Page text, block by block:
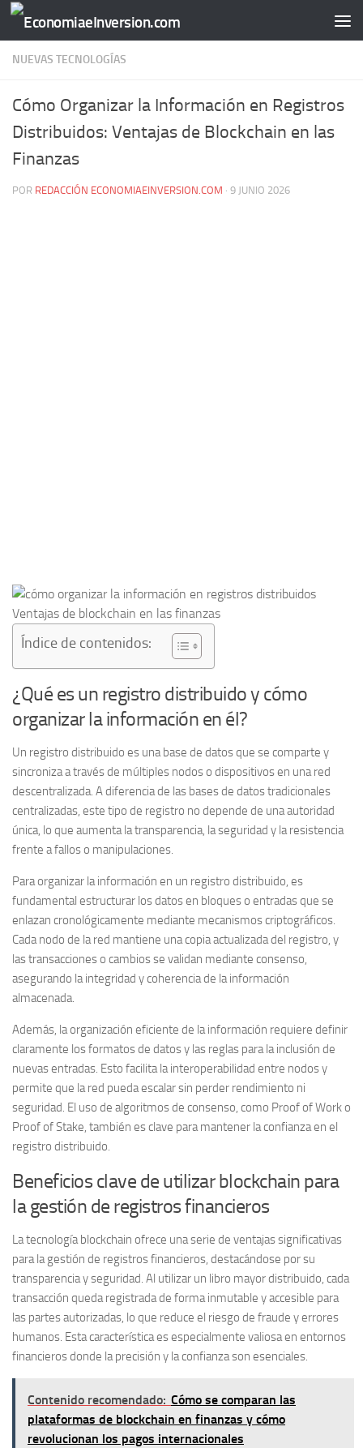
Saltar al contenido
NUEVAS TECNOLOGÍAS
Cómo Organizar la Información en Registros
Distribuidos: Ventajas de Blockchain en las
Finanzas
POR REDACCIÓN ECONOMIAEINVERSION.COM · 9 JUNIO 2026
Índice de contenidos:
¿Qué es un registro distribuido y cómo
organizar la información en él?
Un registro distribuido es una base de datos que se comparte y
sincroniza a través de múltiples nodos o dispositivos en una red
descentralizada. A diferencia de las bases de datos tradicionales
centralizadas, este tipo de registro no depende de una autoridad
única, lo que aumenta la transparencia, la seguridad y la resistencia
frente a fallos o manipulaciones.
Para organizar la información en un registro distribuido, es
fundamental estructurar los datos en bloques o entradas que se
enlazan cronológicamente mediante mecanismos criptográficos.
Cada nodo de la red mantiene una copia actualizada del registro, y
las transacciones o cambios se validan mediante consenso,
asegurando la integridad y coherencia de la información
almacenada.
Además, la organización eficiente de la información requiere definir
claramente losformatos de datosy las reglas para la inclusión de
nuevas entradas. Esto facilita la interoperabilidad entre nodos y
permite que la red pueda escalar sin perder rendimiento ni
seguridad. El uso de algoritmos de consenso, como Proof of Work o
Proof of Stake, también es clave para mantener la confianza en el
registro distribuido.
Beneficios clave de utilizar blockchain para
la gestión de registros financieros
La tecnología blockchain ofrece una serie de ventajas significativas
para la gestión de registros financieros, destacándose por su
transparenciayseguridad. Al utilizar un libro mayor distribuido, cada
transacción queda registrada de forma inmutable y accesible para
las partes autorizadas, lo que reduce el riesgo de fraude y errores
humanos. Esta característica es especialmente valiosa en entornos
financieros donde la precisión y la confianza son esenciales.
Contenido recomendado: Cómo se comparan las
plataformas de blockchain en finanzas y cómo
revolucionan los pagos internacionales